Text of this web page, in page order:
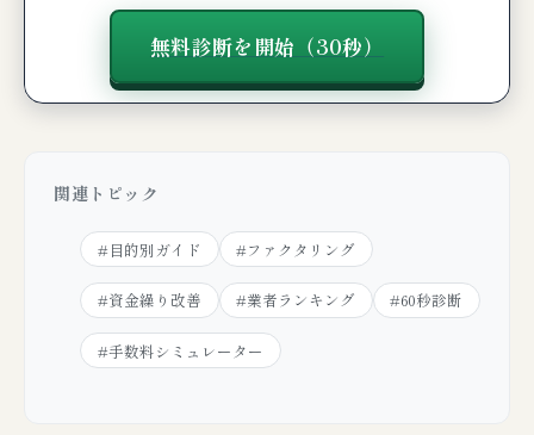
無料診断を開始（30秒）
関連トピック
#目的別ガイド #ファクタリング
#資金繰り改善 #業者ランキング #60秒診断
#手数料シミュレーター